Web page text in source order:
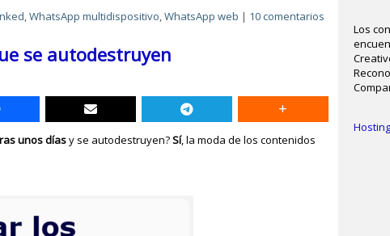
,WhatsApp multidispositivo,WhatsApp web | 10 comentarios
se autodestruyen
unos díasy se autodestruyen?Sí, la moda de los contenidos
Los
Hosting